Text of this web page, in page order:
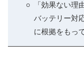
「効果ない理
バッテリー対
に根拠をもっ